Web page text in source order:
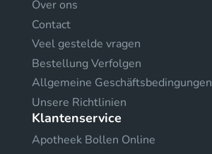
Over ons
Contact
Veel gestelde vragen
Bestellung Verfolgen
Allgemeine Geschäftsbedingungen
Unsere Richtlinien
Klantenservice
Apotheek Bollen Online